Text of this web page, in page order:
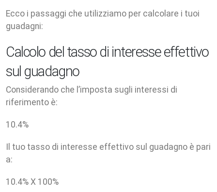
Ecco i passaggi che utilizziamo per calcolare i tuoi
guadagni:
Calcolo del tasso di interesse effettivo
sul guadagno
Considerando che l’imposta sugli interessi di
riferimento è:
10.4%
Il tuo tasso di interesse effettivo sul guadagno è pari
a:
10.4% X 100%